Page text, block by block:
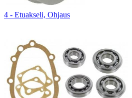
4 - Etuakseli, Ohjaus